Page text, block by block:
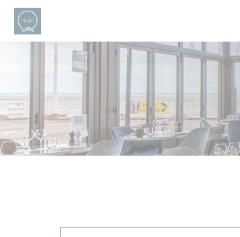
Cookie管理面板